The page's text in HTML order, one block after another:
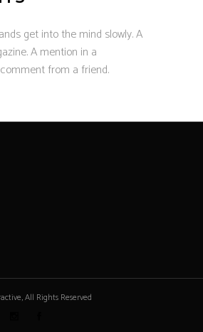
get into the mind slowly. A
A mention in a
from a friend.
All Rights Reserved